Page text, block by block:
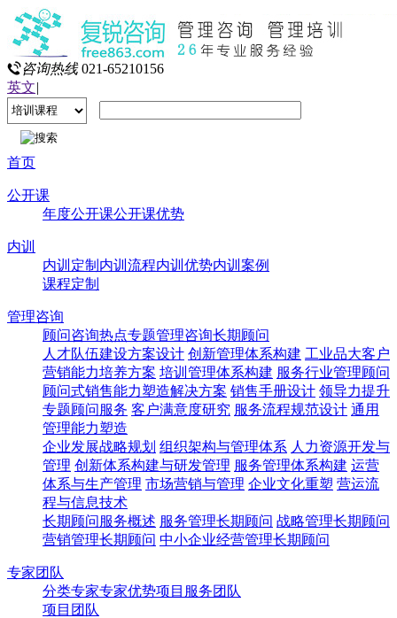
咨询热线 021-65210156
英文|
首页
公开课
年度公开课公开课优势
内训
内训定制 内训流程内训优势内训案例
课程定制
管理咨询
顾问咨询热点专题管理咨询长期顾问
人才队伍建设方案设计 创新管理体系构建 工业品大客户
营销能力培养方案 培训管理体系构建 服务行业管理顾问
顾问式销售能力塑造解决方案 销售手册设计 领导力提升
专题顾问服务 客户满意度研究 服务流程规范设计 通用
管理能力塑造
企业发展战略规划 组织架构与管理体系 人力资源开发与
管理 创新体系构建与研发管理 服务管理体系构建 运营
体系与生产管理 市场营销与管理 企业文化重塑 营运流
程与信息技术
长期顾问服务概述 服务管理长期顾问 战略管理长期顾问
营销管理长期顾问 中小企业经营管理长期顾问
专家团队
分类专家专家优势项目服务团队
项目团队